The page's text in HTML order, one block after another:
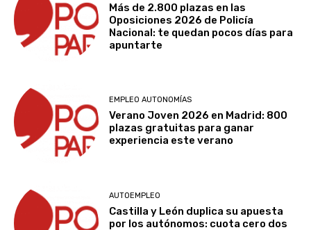
Más de 2.800 plazas en las
Oposiciones 2026 de Policía
Nacional: te quedan pocos días para
apuntarte
EMPLEO AUTONOMÍAS
Verano Joven 2026 en Madrid: 800
plazas gratuitas para ganar
experiencia este verano
AUTOEMPLEO
Castilla y León duplica su apuesta
por los autónomos: cuota cero dos